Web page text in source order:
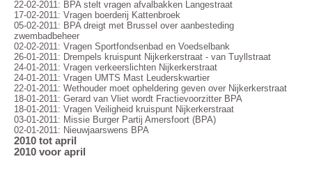
22-02-2011: BPA stelt vragen afvalbakken Langestraat
17-02-2011: Vragen boerderij Kattenbroek
05-02-2011: BPA dreigt met Brussel over aanbesteding
zwembadbeheer
02-02-2011: Vragen Sportfondsenbad en Voedselbank
26-01-2011: Drempels kruispunt Nijkerkerstraat - van Tuyllstraat
24-01-2011: Vragen verkeerslichten Nijkerkerstraat
24-01-2011: Vragen UMTS Mast Leuderskwartier
22-01-2011: Wethouder moet opheldering geven over Nijkerkerstraat
18-01-2011: Gerard van Vliet wordt Fractievoorzitter BPA
18-01-2011: Vragen Veiligheid kruispunt Nijkerkerstraat
03-01-2011: Missie Burger Partij Amersfoort (BPA)
02-01-2011: Nieuwjaarswens BPA
2010 tot april
2010 voor april